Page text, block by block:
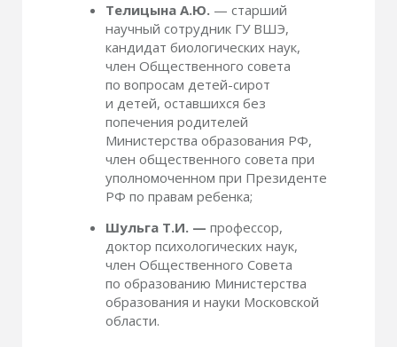
Телицына А.Ю. — старший
научный сотрудник ГУ ВШЭ,
кандидат биологических наук,
член Общественного совета
по вопросам детей-сирот
и детей, оставшихся без
попечения родителей
Министерства образования РФ,
член общественного совета при
уполномоченном при Президенте
РФ по правам ребенка;
Шульга Т.И. — профессор,
доктор психологических наук,
член Общественного Совета
по образованию Министерства
образования и науки Московской
области.